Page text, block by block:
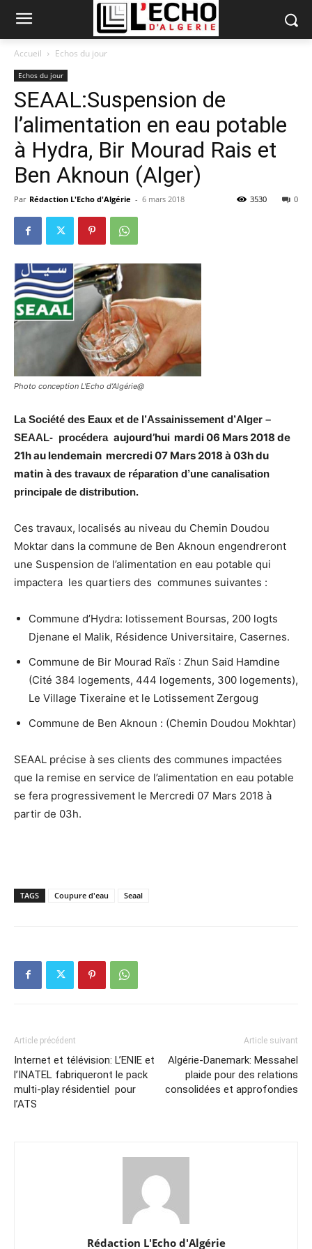
Accueil Echos du jour
Echos du jour
SEAAL:Suspension de
l’alimentation en eau potable
à Hydra, Bir Mourad Rais et
Ben Aknoun (Alger)
Par Rédaction L'Echo d'Algérie - 6 mars 2018 0
3530
Photo conception L'Echo d’Algérie@
La Société des Eaux et de l’Assainissement d’Alger –
SEAAL- procédera aujourd’hui mardi 06 Mars 2018 de
21h au lendemain mercredi 07 Mars 2018 à 03h du
matin à des travaux de réparation d’une canalisation
principale de distribution.
Ces travaux, localisés au niveau du Chemin Doudou
Moktar dans la commune de Ben Aknoun engendreront
une Suspension de l’alimentation en eau potable qui
impactera les quartiers des communes suivantes :
Commune d’Hydra: lotissement Boursas, 200 logts
Djenane el Malik, Résidence Universitaire, Casernes.
Commune de Bir Mourad Raïs : Zhun Said Hamdine
(Cité 384 logements, 444 logements, 300 logements),
Le Village Tixeraine et le Lotissement Zergoug
Commune de Ben Aknoun : (Chemin Doudou Mokhtar)
SEAAL précise à ses clients des communes impactées
que la remise en service de l’alimentation en eau potable
se fera progressivement le Mercredi 07 Mars 2018 à
partir de 03h.
TAGS Coupure d'eau Seaal
Article précédent
Internet et télévision: L’ENIE et
l’INATEL fabriqueront le pack
multi-play résidentiel pour
l’ATS
Article suivant
Algérie-Danemark: Messahel
plaide pour des relations
consolidées et approfondies
Rédaction L'Echo d'Algérie